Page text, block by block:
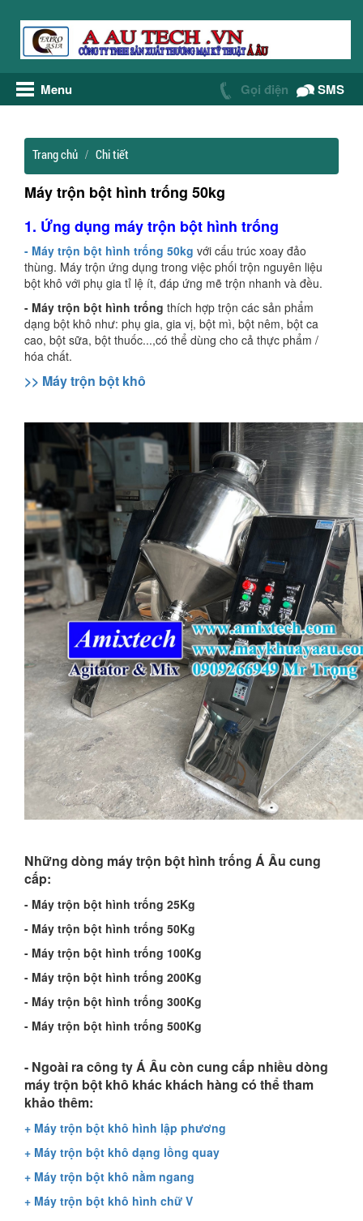
Menu Gọi điện SMS
Trang chủ Chi tiết
Máy trộn bột hình trống 50kg
1. Ứng dụng máy trộn bột hình trống
- Máy trộn bột hình trống 50kg với cấu trúc xoay đảo
thùng. Máy trộn ứng dụng trong việc phối trộn nguyên liệu
bột khô với phụ gia tỉ lệ ít, đáp ứng mẽ trộn nhanh và đều.
- Máy trộn bột hình trống thích hợp trộn các sản phẩm
dạng bột khô như: phụ gia, gia vị, bột mì, bột nêm, bột ca
cao, bột sữa, bột thuốc...,có thể dùng cho cả thực phẩm /
hóa chất.
>> Máy trộn bột khô
Những dòng máy trộn bột hình trống Á Âu cung
cấp:
- Máy trộn bột hình trống 25Kg
- Máy trộn bột hình trống 50Kg
- Máy trộn bột hình trống 100Kg
- Máy trộn bột hình trống 200Kg
- Máy trộn bột hình trống 300Kg
- Máy trộn bột hình trống 500Kg
- Ngoài ra công ty Á Âu còn cung cấp nhiều dòng
máy trộn bột khô khác khách hàng có thể tham
khảo thêm:
+ Máy trộn bột khô hình lập phương
+ Máy trộn bột khô dạng lồng quay
+ Máy trộn bột khô nằm ngang
+ Máy trộn bột khô hình chữ V